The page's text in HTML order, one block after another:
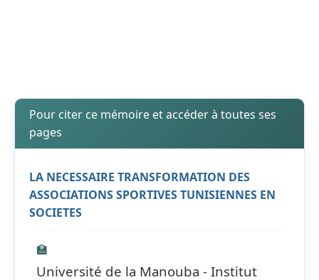
Pour citer ce mémoire et accéder à toutes ses
pages
LA NECESSAIRE TRANSFORMATION DES
ASSOCIATIONS SPORTIVES TUNISIENNES EN
SOCIETES
🏫
Université de la Manouba - Institut